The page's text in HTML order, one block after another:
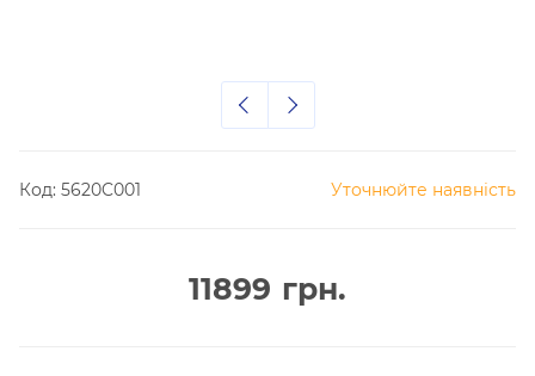
Код: 5620C001 Уточнюйте наявність
11899 грн.